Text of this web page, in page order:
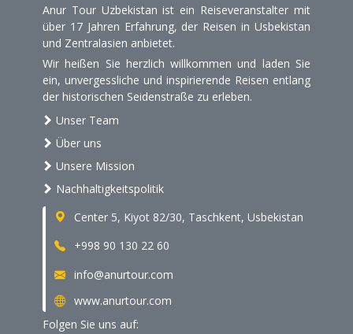
Anur Tour Uzbekistan ist ein Reiseveranstalter mit
über 17 Jahren Erfahrung, der Reisen in Usbekistan
und Zentralasien anbietet.
Wir heißen Sie herzlich willkommen und laden Sie
ein, unvergessliche und inspirierende Reisen entlang
der historischen Seidenstraße zu erleben.
Unser Team
Über uns
Unsere Mission
Nachhaltigkeitspolitik
Center 5, Kiyot 82/30, Taschkent, Usbekistan
+998 90 130 22 60
info@anurtour.com
www.anurtour.com
Folgen Sie uns auf: